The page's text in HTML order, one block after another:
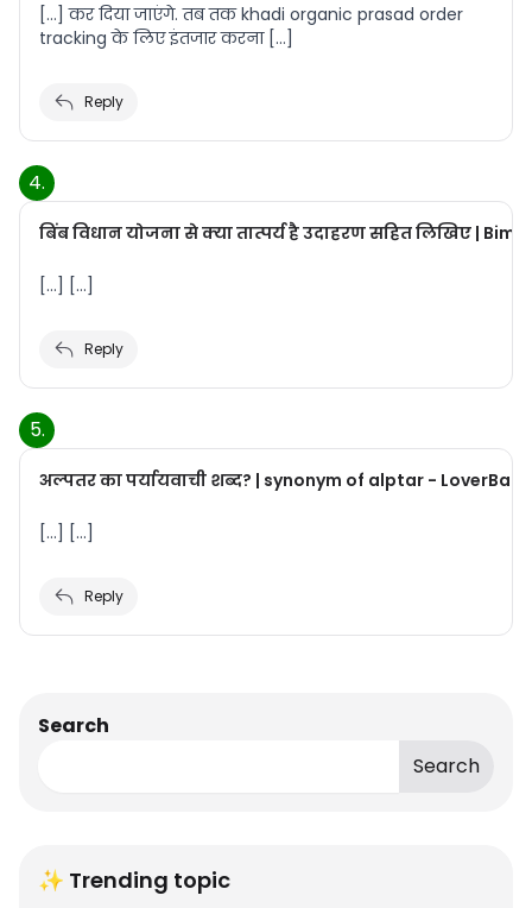
[…] कर दिया जाएंगे. तब तक khadi organic prasad order
tracking के लिए इंतजार करना […]
Reply
बिंब विधान योजना से क्या तात्पर्य है उदाहरण सहित लिखिए |
[…] […]
Reply
अल्पतर का पर्यायवाची शब्द? | synonym of alptar -
[…] […]
Reply
Search
Search
✨ Trending topic